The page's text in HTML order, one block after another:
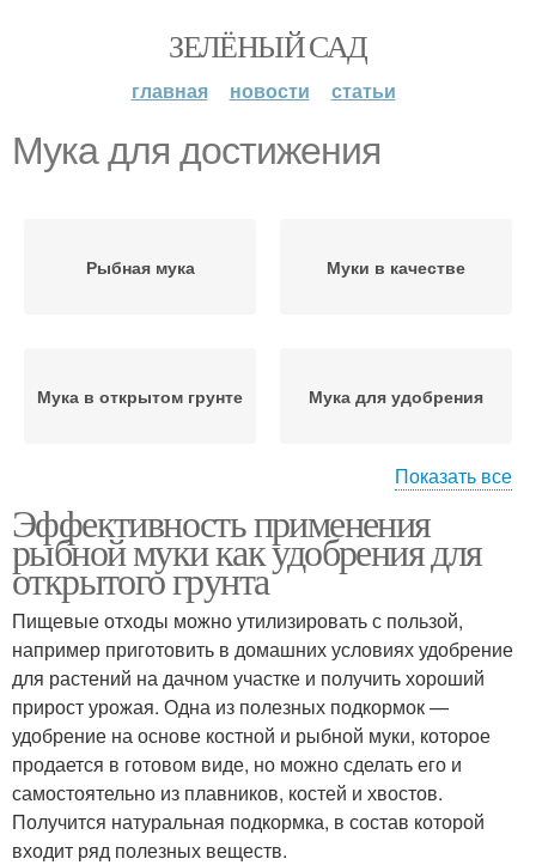
ЗЕЛЁНЫЙ САД
главная новости статьи
Мука для достижения
Рыбная мука Муки в качестве
Мука в открытом грунте Мука для удобрения
использованием
Муки на растения
Мука для повышения Мука по почве
Мука в качестве Муки для разных видов
Показать все
Эффективность применения
рыбной муки как удобрения для
открытого грунта
Пищевые отходы можно утилизировать с пользой,
например приготовить в домашних условиях удобрение
для растений на дачном участке и получить хороший
прирост урожая. Одна из полезных подкормок —
удобрение на основе костной и рыбной муки, которое
продается в готовом виде, но можно сделать его и
самостоятельно из плавников, костей и хвостов.
Получится натуральная подкормка, в состав которой
входит ряд полезных веществ.